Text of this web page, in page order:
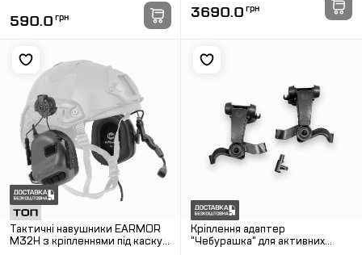
590.0 грн 3690.0 грн
Тактичні навушники EARMOR
M32H з кріпленнями під каску
Кріплення адаптер
"Чебурашка" для активних